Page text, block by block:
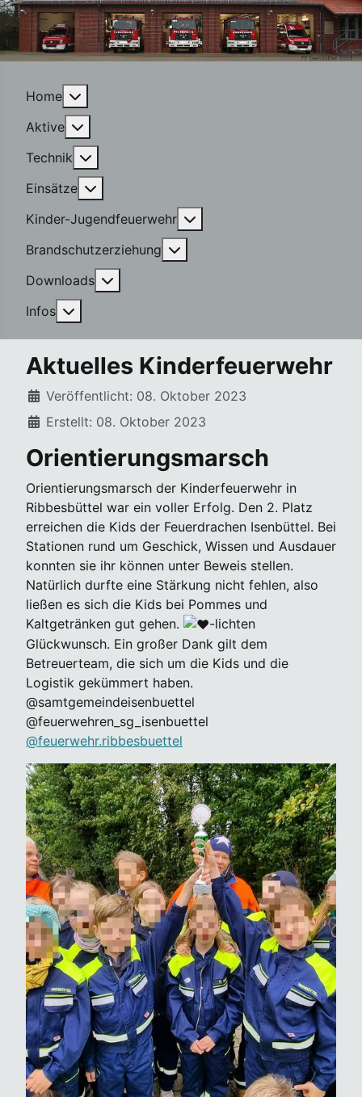
Home
Aktive
Technik
Einsätze
Kinder-Jugendfeuerwehr
Brandschutzerziehung
Downloads
Infos
Aktuelles Kinderfeuerwehr
Details
Veröffentlicht: 08. Oktober 2023
Erstellt: 08. Oktober 2023
Orientierungsmarsch
Orientierungsmarsch der Kinderfeuerwehr in
Ribbesbüttel war ein voller Erfolg. Den 2. Platz
erreichen die Kids der Feuerdrachen Isenbüttel. Bei
Stationen rund um Geschick, Wissen und Ausdauer
konnten sie ihr können unter Beweis stellen.
Natürlich durfte eine Stärkung nicht fehlen, also
ließen es sich die Kids bei Pommes und
Kaltgetränken gut gehen.
-lichten
Glückwunsch. Ein großer Dank gilt dem
Betreuerteam, die sich um die Kids und die
Logistik gekümmert haben.
@samtgemeindeisenbuettel
@feuerwehren_sg_isenbuettel
@feuerwehr.ribbesbuettel